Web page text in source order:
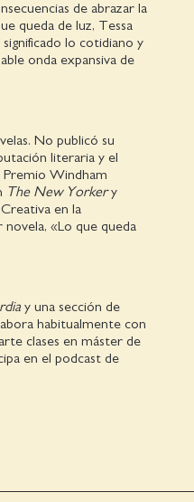
de abrazar la
queda de luz, Tessa
lo cotidiano y
onda expansiva de
No publicó su
literaria y el
Premio Windham
The New Yorkery
en la
novela, «Lo que queda
y una sección de
habitualmente con
clases en máster de
en el podcast de